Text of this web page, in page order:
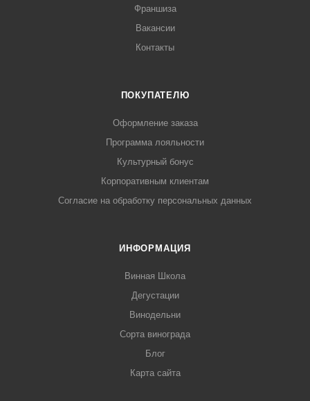
Франшиза
Вакансии
Контакты
ПОКУПАТЕЛЮ
Оформление заказа
Программа лояльности
Культурный бонус
Корпоративным клиентам
Согласие на обработку персональных данных
ИНФОРМАЦИЯ
Винная Школа
Дегустации
Винодельни
Сорта винограда
Блог
Карта сайта